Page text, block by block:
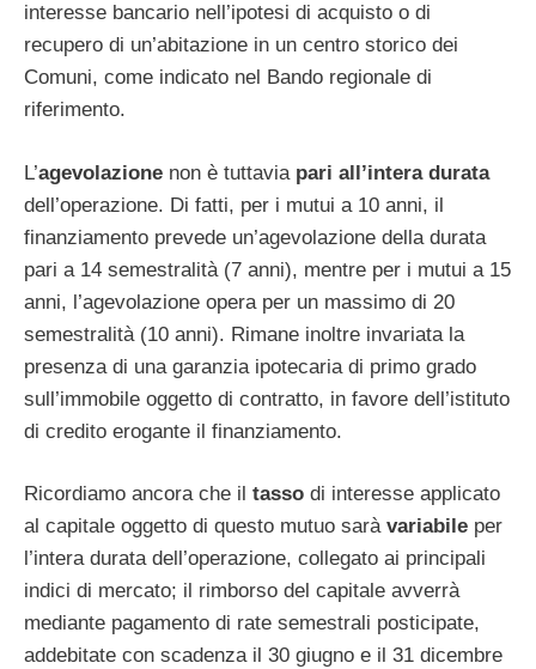
interesse bancario nell’ipotesi di acquisto o di
recupero di un’abitazione in un centro storico dei
Comuni, come indicato nel Bando regionale di
riferimento.
L’agevolazione non è tuttavia pari all’intera durata
dell’operazione. Di fatti, per i mutui a 10 anni, il
finanziamento prevede un’agevolazione della durata
pari a 14 semestralità (7 anni), mentre per i mutui a 15
anni, l’agevolazione opera per un massimo di 20
semestralità (10 anni). Rimane inoltre invariata la
presenza di una garanzia ipotecaria di primo grado
sull’immobile oggetto di contratto, in favore dell’istituto
di credito erogante il finanziamento.
Ricordiamo ancora che il tasso di interesse applicato
al capitale oggetto di questo mutuo sarà variabile per
l’intera durata dell’operazione, collegato ai principali
indici di mercato; il rimborso del capitale avverrà
mediante pagamento di rate semestrali posticipate,
addebitate con scadenza il 30 giugno e il 31 dicembre